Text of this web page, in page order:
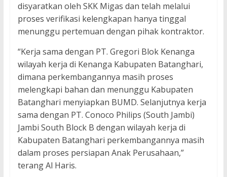
disyaratkan oleh SKK Migas dan telah melalui
proses verifikasi kelengkapan hanya tinggal
menunggu pertemuan dengan pihak kontraktor.
“Kerja sama dengan PT. Gregori Blok Kenanga
wilayah kerja di Kenanga Kabupaten Batanghari,
dimana perkembangannya masih proses
melengkapi bahan dan menunggu Kabupaten
Batanghari menyiapkan BUMD. Selanjutnya kerja
sama dengan PT. Conoco Philips (South Jambi)
Jambi South Block B dengan wilayah kerja di
Kabupaten Batanghari perkembangannya masih
dalam proses persiapan Anak Perusahaan,”
terang Al Haris.